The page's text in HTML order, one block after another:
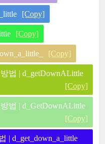
[Copy]
[Copy]
[Copy]
법 | d_getDownALittle
[Copy]
법 | d_GetDownALittle
[Copy]
| d_get_down_a_little